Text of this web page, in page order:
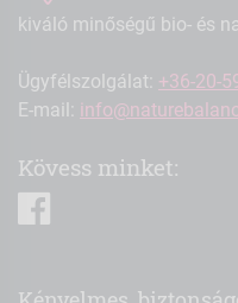
kiváló minőségű bio- és
Ügyfélszolgálat: +36-20-
E-mail:
Kövess minket: